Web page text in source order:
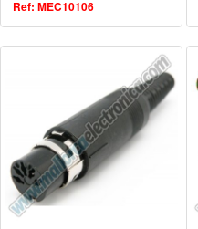
Ref: MEC10106